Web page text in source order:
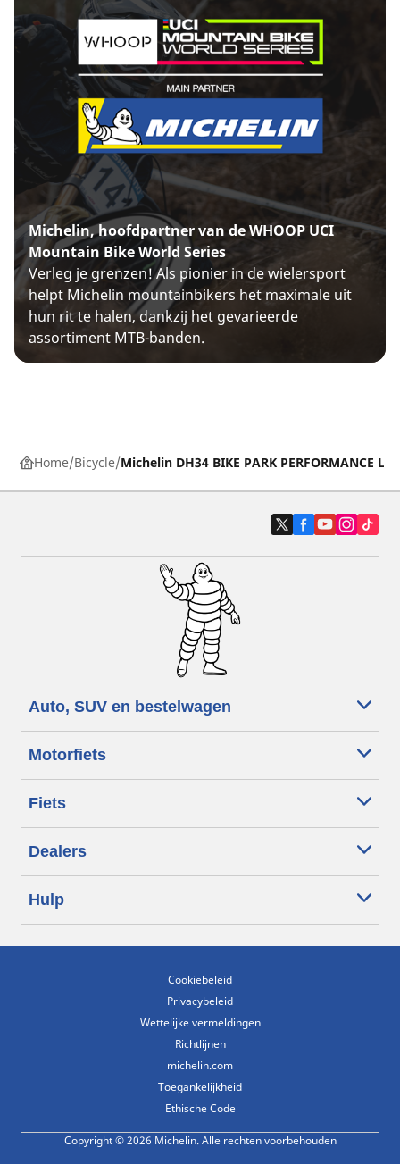
Michelin, hoofdpartner van de WHOOP UCI
Mountain Bike World Series
Verleg je grenzen! Als pionier in de wielersport
helpt Michelin mountainbikers het maximale uit
hun rit te halen, dankzij het gevarieerde
assortiment MTB-banden.
Home Bicycle Michelin DH34 BIKE PARK PERFORMANCE
Auto, SUV en bestelwagen
Motorfiets
Fiets
Dealers
Hulp
Cookiebeleid
Privacybeleid
Wettelijke vermeldingen
Richtlijnen
michelin.com
Toegankelijkheid
Ethische Code
Copyright © 2026 Michelin. Alle rechten voorbehouden